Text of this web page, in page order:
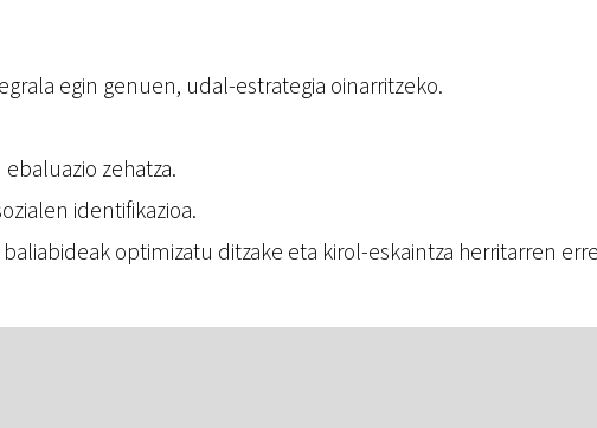
egin genuen, udal-estrategia oinarritzeko.
zehatza.
identifikazioa.
optimizatu ditzake eta kirol-eskaintza herritarren